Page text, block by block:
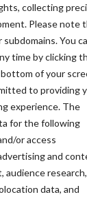
collecting
Please note
You
time by clicking
of your
to providing
experience. The
for the following
or access
and
audience research,
data, and
wordt. Om
Wilt u